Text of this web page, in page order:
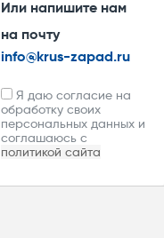
Или напишите нам
на почту
info@krus-zapad.ru
Я даю согласие на
обработку своих
персональных данных и
соглашаюсь с
политикой сайта